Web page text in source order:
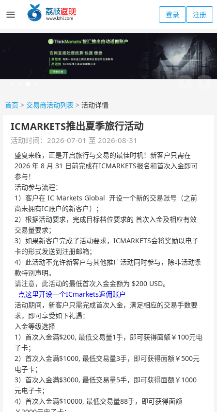
登录 注册
首页 > 交易商活动列表 > 活动详情
ICMARKETS推出夏季旅行活动
活动时间：2026-07-01 至 2026-08-31
盛夏来临，正是开启旅行与交易的最佳时机！新客户只需在
2026 年 8 月 31 日前完成在ICMARKETS报名和首次入金即可
参与！
活动参与流程：
1）客户在 IC Markets Global 开设一个新的交易账号（之前
尚未拥有IC账户的新客户）；
2）根据活动要求，完成目标档位要求的 首次入金及相应有效
交易量要求；
3）如果新客户完成了活动要求，ICMARKETS会将奖励以电子
卡的形式发送到注册邮箱；
4）此活动不允许新客户与其他推广活动同时参与，除非活动条
款特别声明。
请注意，此活动的最低首次入金金额为 $200 USD。
点这里开设一个ICmarkets返佣账户
活动期间，新客户只需完成首次入金，满足相应的交易手数要
求，即可享受如下礼遇：
入金等级选择
1）首次入金满$200, 最低交易量1手，即可获得面额￥100元电
子卡；
2）首次入金满$1000, 最低交易量3手，即可获得面额￥500元
电子卡；
3）首次入金满$3000, 最低交易量5手，即可获得面额￥1000
元电子卡；
4）首次入金满$10000, 最低交易量88手，即可获得面额